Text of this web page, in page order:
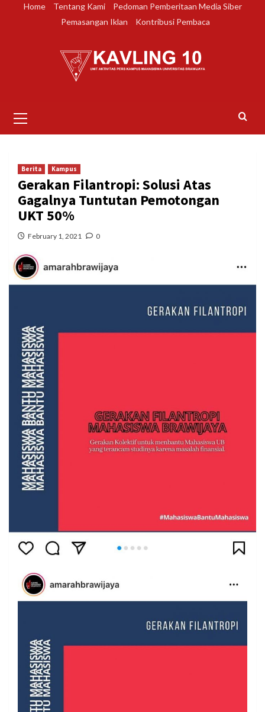
Home Tentang Kami
Pedoman Pemberitaan Media Siber
Pemasangan Iklan
Kontribusi Pembaca
Menu
Berita Kampus
Gerakan Filantropi: Solusi Atas
Gagalnya Tuntutan Pemotongan
UKT 50%
February 1, 2021 0